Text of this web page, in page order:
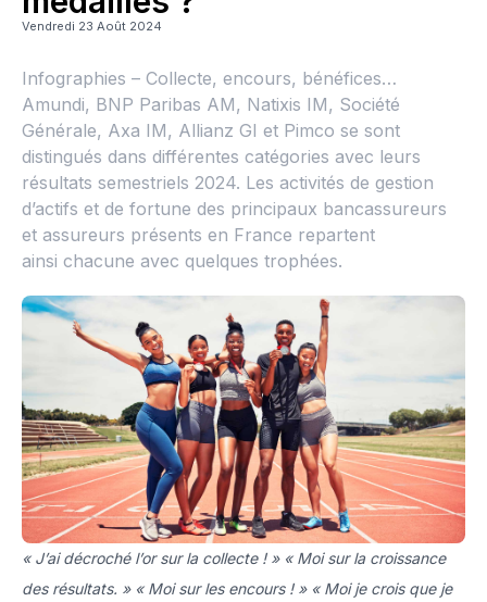
Vendredi 23 Août 2024
Infographies – Collecte, encours, bénéfices…
Amundi, BNP Paribas AM, Natixis IM, Société
Générale, Axa IM, Allianz GI et Pimco se sont
distingués dans différentes catégories avec leurs
résultats semestriels 2024. Les activités de gestion
d’actifs et de fortune des principaux bancassureurs
et assureurs présents en France repartent
ainsi chacune avec quelques trophées.
« J’ai décroché l’or sur la collecte ! » « Moi sur la croissance
des résultats. » « Moi sur les encours ! » « Moi je crois que je